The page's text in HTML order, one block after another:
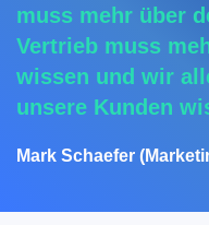
muss mehr über
Vertrieb muss
wissen und wir
unsere Kunden
Mark Schaefer